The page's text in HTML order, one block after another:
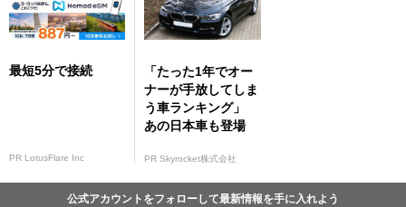
最短5分で接続
PR LotusFlare Inc
「たった1年でオー
ナーが手放してしま
う車ランキング」
あの日本車も登場
PR Skyrocket株式会社
公式アカウントをフォローして最新情報を手に入れよう